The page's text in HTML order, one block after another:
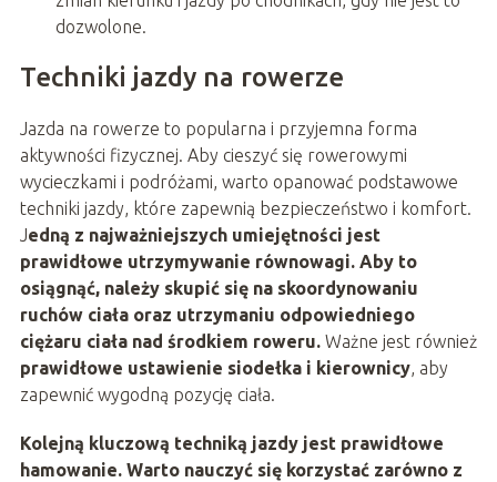
dozwolone.
Techniki jazdy na rowerze
Jazda na rowerze to popularna i przyjemna forma
aktywności fizycznej. Aby cieszyć się rowerowymi
wycieczkami i podróżami, warto opanować podstawowe
techniki jazdy, które zapewnią bezpieczeństwo i komfort.
Jedną z najważniejszych umiejętności jest
prawidłowe utrzymywanie równowagi. Aby to
osiągnąć, należy skupić się na skoordynowaniu
ruchów ciała oraz utrzymaniu odpowiedniego
ciężaru ciała nad środkiem roweru. Ważne jest również
prawidłowe ustawienie siodełka i kierownicy, aby
zapewnić wygodną pozycję ciała.
Kolejną kluczową techniką jazdy jest prawidłowe
hamowanie. Warto nauczyć się korzystać zarówno z